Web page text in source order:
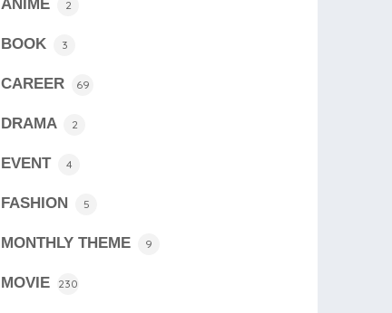
ANIME 2
BOOK 3
CAREER 69
DRAMA 2
EVENT 4
FASHION 5
MONTHLY THEME 9
MOVIE 230